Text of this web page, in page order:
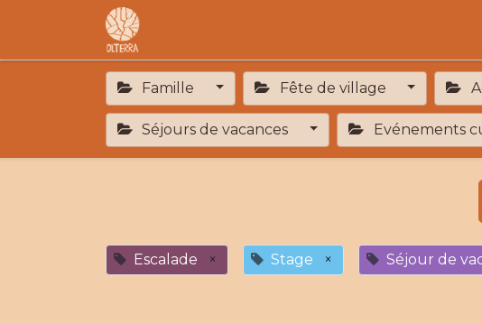
Famille Fête de village
Séjours de vacances Evénements
Escalade × Stage × Séjour de